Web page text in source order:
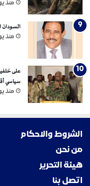
منذ
السودان الذي
منذ
على
سياسي
منذ
الشروط والاحكام
من نحن
هيئة التحرير
اتصل بنا